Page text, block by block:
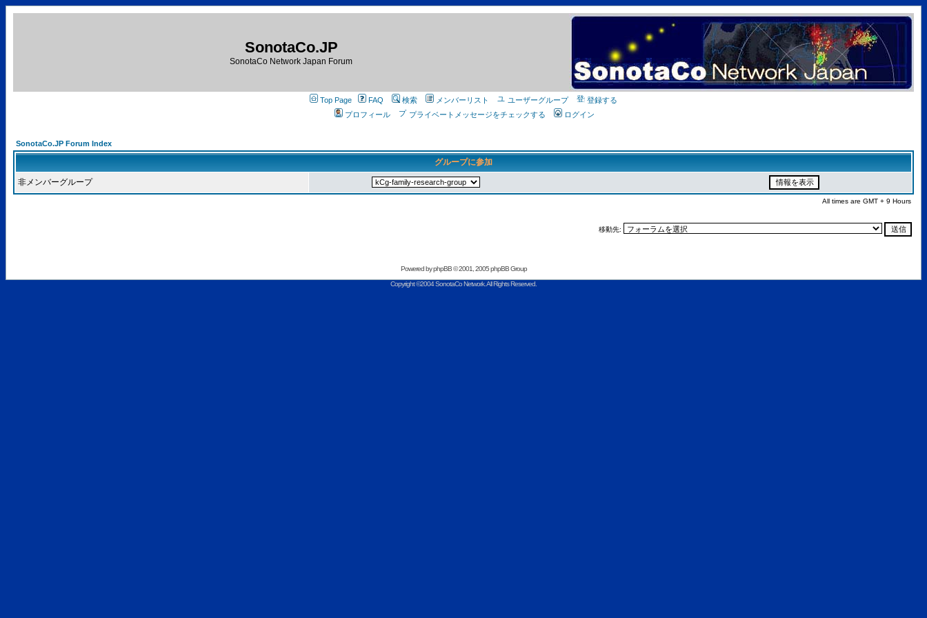
SonotaCo.JP
SonotaCo Network Japan Forum
Top Page FAQ 検索 メンバーリスト ユーザーグループ
登録する
プロフィール
プライベートメッセージをチェックする ログイン
SonotaCo.JP Forum Index
グループに参加
非メンバーグループ
All times are GMT + 9 Hours
移動先:
Powered byphpBB© 2001, 2005 phpBB Group
Copyright ©2004 SonotaCo Network. All Rights Reserved.